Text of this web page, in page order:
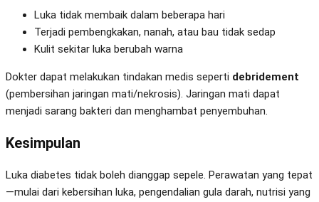
Luka tidak membaik dalam beberapa hari
Terjadi pembengkakan, nanah, atau bau tidak sedap
Kulit sekitar luka berubah warna
Dokter dapat melakukan tindakan medis seperti debridement
(pembersihan jaringan mati/nekrosis). Jaringan mati dapat
menjadi sarang bakteri dan menghambat penyembuhan.
Kesimpulan
Luka diabetes tidak boleh dianggap sepele. Perawatan yang tepat
—mulai dari kebersihan luka, pengendalian gula darah, nutrisi yang